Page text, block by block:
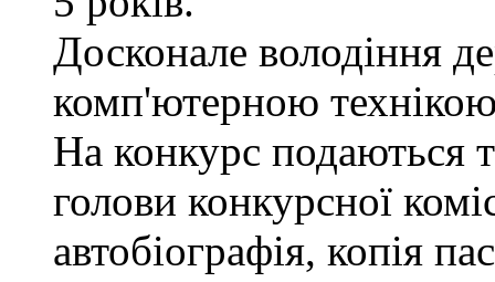
Досконале володіння
комп'ютерною
На конкурс подаються
голови конкурсної
автобіографія, копія